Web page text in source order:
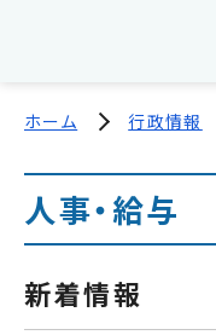
ホーム 行政情報
人事・給与
新着情報